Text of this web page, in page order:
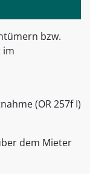
bzw.
im
(OR 257f I)
dem Mieter